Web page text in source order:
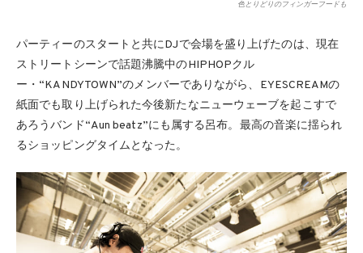
色とりどりのフィンガーフードも
パーティーのスタートと共にDJで会場を盛り上げたのは、現在
ストリートシーンで話題沸騰中のHIPHOPクル
ー・“KANDYTOWN”のメンバーでありながら、EYESCREAMの
紙面でも取り上げられた今後新たなニューウェーブを起こすで
あろうバンド“Aun beatz”にも属する呂布。最高の音楽に揺られ
るショッピングタイムとなった。